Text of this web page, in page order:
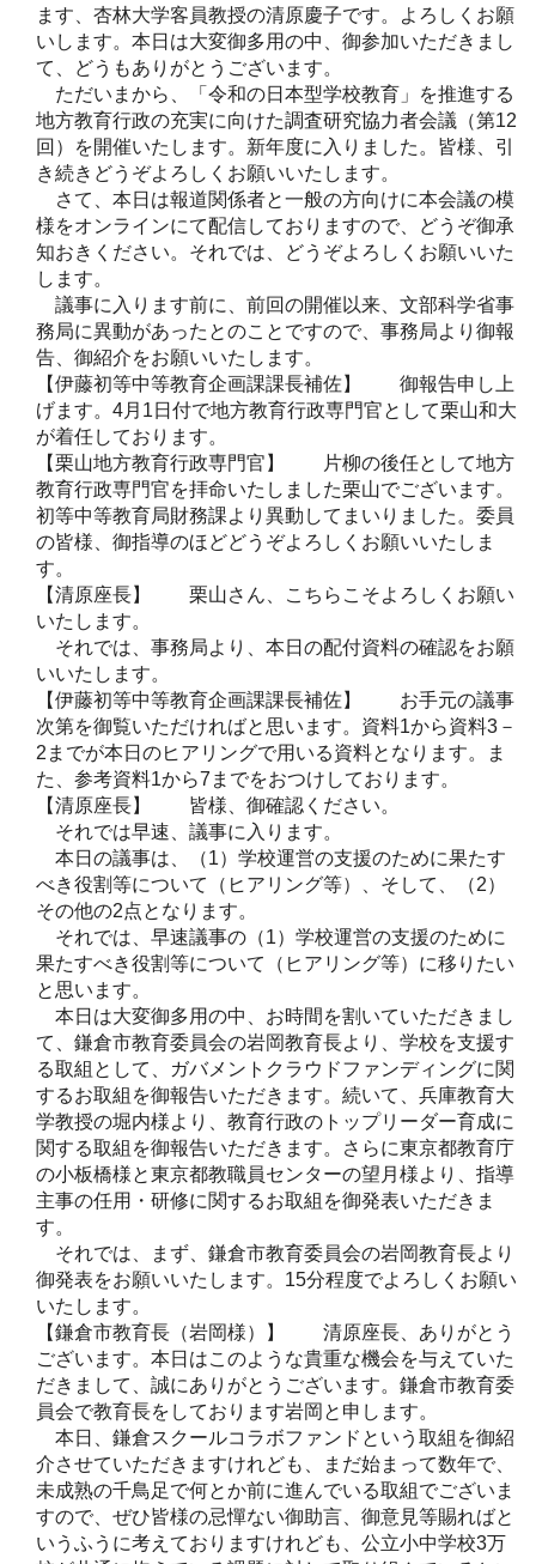
ます、杏林大学客員教授の清原慶子です。よろしくお願
いします。本日は大変御多用の中、御参加いただきまし
て、どうもありがとうございます。
ただいまから、「令和の日本型学校教育」を推進する
地方教育行政の充実に向けた調査研究協力者会議（第12
回）を開催いたします。新年度に入りました。皆様、引
き続きどうぞよろしくお願いいたします。
さて、本日は報道関係者と一般の方向けに本会議の模
様をオンラインにて配信しておりますので、どうぞ御承
知おきください。それでは、どうぞよろしくお願いいた
します。
議事に入ります前に、前回の開催以来、文部科学省事
務局に異動があったとのことですので、事務局より御報
告、御紹介をお願いいたします。
【伊藤初等中等教育企画課課長補佐】 御報告申し上
げます。4月1日付で地方教育行政専門官として栗山和大
が着任しております。
【栗山地方教育行政専門官】 片柳の後任として地方
教育行政専門官を拝命いたしました栗山でございます。
初等中等教育局財務課より異動してまいりました。委員
の皆様、御指導のほどどうぞよろしくお願いいたしま
す。
【清原座長】 栗山さん、こちらこそよろしくお願い
いたします。
それでは、事務局より、本日の配付資料の確認をお願
いいたします。
【伊藤初等中等教育企画課課長補佐】 お手元の議事
次第を御覧いただければと思います。資料1から資料3－
2までが本日のヒアリングで用いる資料となります。ま
た、参考資料1から7までをおつけしております。
【清原座長】 皆様、御確認ください。
それでは早速、議事に入ります。
本日の議事は、（1）学校運営の支援のために果たす
べき役割等について（ヒアリング等）、そして、（2）
その他の2点となります。
それでは、早速議事の（1）学校運営の支援のために
果たすべき役割等について（ヒアリング等）に移りたい
と思います。
本日は大変御多用の中、お時間を割いていただきまし
て、鎌倉市教育委員会の岩岡教育長より、学校を支援す
る取組として、ガバメントクラウドファンディングに関
するお取組を御報告いただきます。続いて、兵庫教育大
学教授の堀内様より、教育行政のトップリーダー育成に
関する取組を御報告いただきます。さらに東京都教育庁
の小板橋様と東京都教職員センターの望月様より、指導
主事の任用・研修に関するお取組を御発表いただきま
す。
それでは、まず、鎌倉市教育委員会の岩岡教育長より
御発表をお願いいたします。15分程度でよろしくお願い
いたします。
【鎌倉市教育長（岩岡様）】 清原座長、ありがとう
ございます。本日はこのような貴重な機会を与えていた
だきまして、誠にありがとうございます。鎌倉市教育委
員会で教育長をしております岩岡と申します。
本日、鎌倉スクールコラボファンドという取組を御紹
介させていただきますけれども、まだ始まって数年で、
未成熟の千鳥足で何とか前に進んでいる取組でございま
すので、ぜひ皆様の忌憚ない御助言、御意見等賜ればと
いうふうに考えておりますけれども、公立小中学校3万